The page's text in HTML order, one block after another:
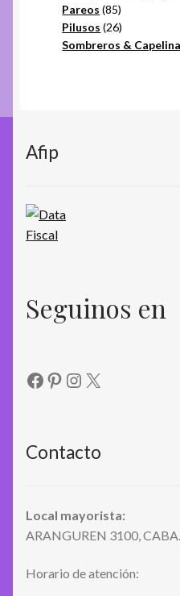
Pareos 8585
productos
Pilusos 2626
productos
Sombreros &
Afip
Seguinos en
Facebook
Pinterest
Instagram
X
Contacto
Local mayorista:
ARANGUREN 3100, CABA.
Horario de atención: